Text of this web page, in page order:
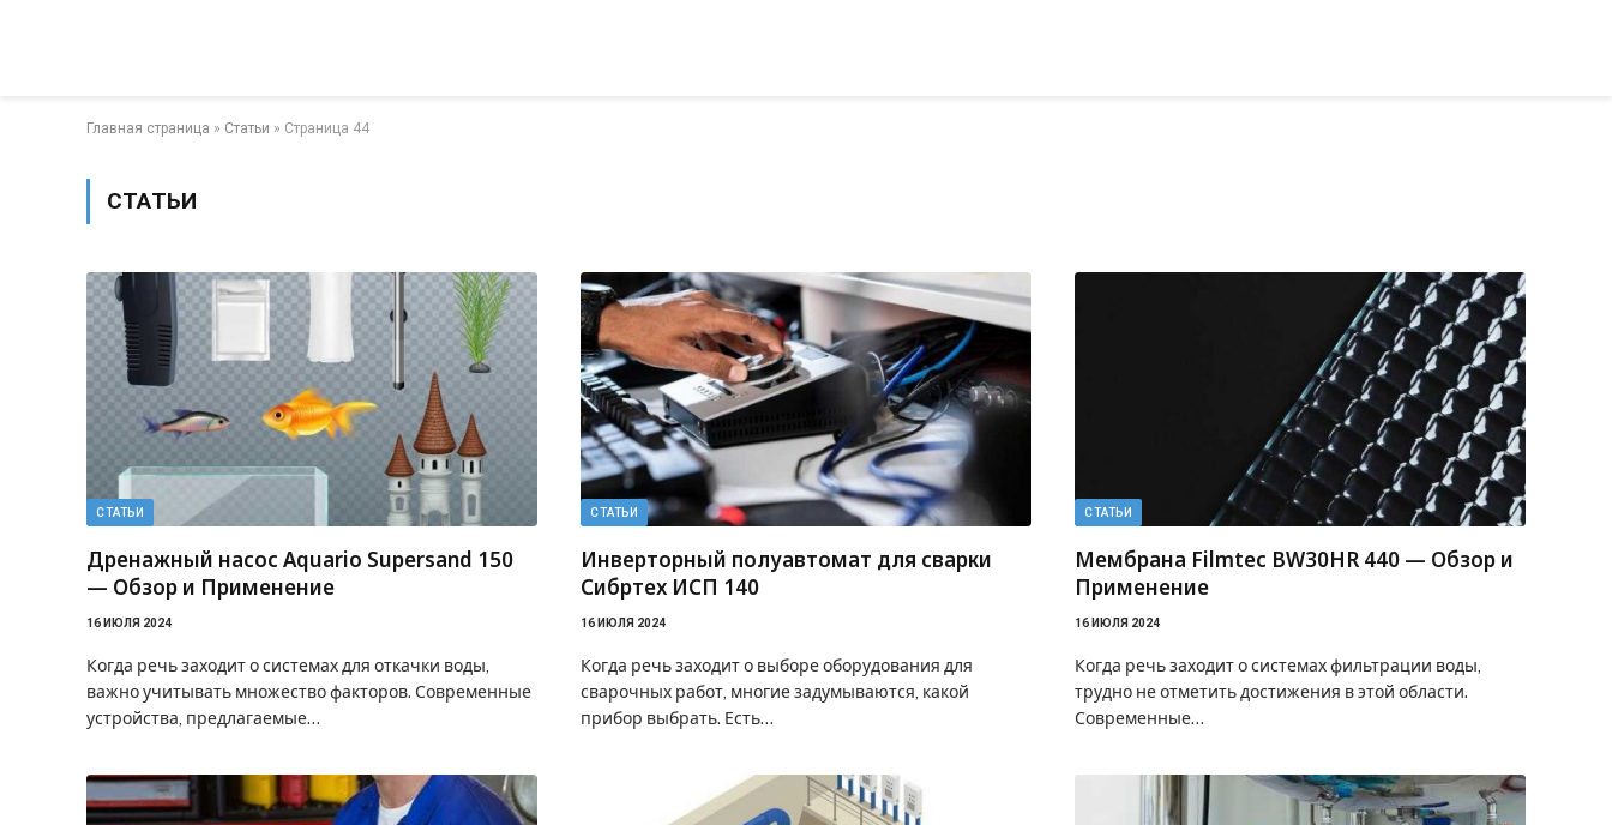
Главная страница » Статьи » Страница 44
СТАТЬИ
СТАТЬИ
Дренажный насос Aquario Supersand 150
— Обзор и Применение
16 ИЮЛЯ 2024
Когда речь заходит о системах для откачки воды,
важно учитывать множество факторов. Современные
устройства, предлагаемые…
СТАТЬИ
Инверторный полуавтомат для сварки
Сибртех ИСП 140
16 ИЮЛЯ 2024
Когда речь заходит о выборе оборудования для
сварочных работ, многие задумываются, какой
прибор выбрать. Есть…
СТАТЬИ
Мембрана Filmtec BW30HR 440 — Обзор и
Применение
16 ИЮЛЯ 2024
Когда речь заходит о системах фильтрации воды,
трудно не отметить достижения в этой области.
Современные…